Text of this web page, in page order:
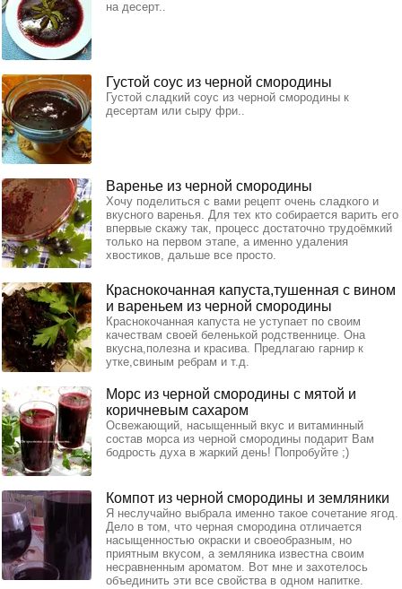
на десерт..
Густой соус из черной смородины
Густой сладкий соус из черной смородины к
десертам или сыру фри..
Варенье из черной смородины
Хочу поделиться с вами рецепт очень сладкого и
вкусного варенья. Для тех кто собирается варить его
впервые скажу так, процесс достаточно трудоёмкий
только на первом этапе, а именно удаления
хвостиков, дальше все просто.
Краснокочанная капуста,тушенная с вином
и вареньем из черной смородины
Краснокочанная капуста не уступает по своим
качествам своей беленькой родственнице. Она
вкусна,полезна и красива. Предлагаю гарнир к
утке,свиным ребрам и т.д.
Морс из черной смородины с мятой и
коричневым сахаром
Освежающий, насыщенный вкус и витаминный
состав морса из черной смородины подарит Вам
бодрость духа в жаркий день! Попробуйте ;)
Компот из черной смородины и земляники
Я неслучайно выбрала именно такое сочетание ягод.
Дело в том, что черная смородина отличается
насыщенностью окраски и своеобразным, но
приятным вкусом, а земляника известна своим
несравненным ароматом. Вот мне и захотелось
объединить эти все свойства в одном напитке.